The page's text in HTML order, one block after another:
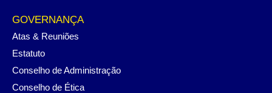
GOVERNANÇA
Atas & Reuniões
Estatuto
Conselho de Administração
Conselho de Ética